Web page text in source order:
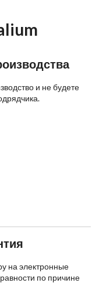
и не будете
на электронные
по причине